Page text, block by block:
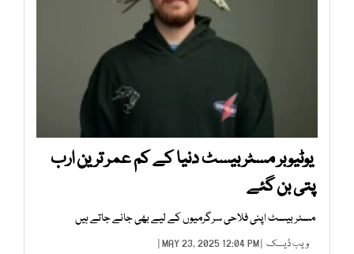
یوٹیوبر مسٹر بیسٹ دنیا کے کم عمر ترین ارب
پتی بن گئے
مسٹر بیسٹ اپنی فلاحی سرگرمیوں کے لیے بھی جانے جاتے ہیں
ویب ڈیسک | MAY 23, 2025 12:04 PM |